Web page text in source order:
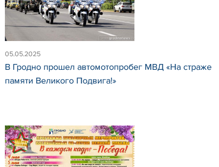
05.05.2025
В Гродно прошел автомотопробег МВД «На страже
памяти Великого Подвига!»